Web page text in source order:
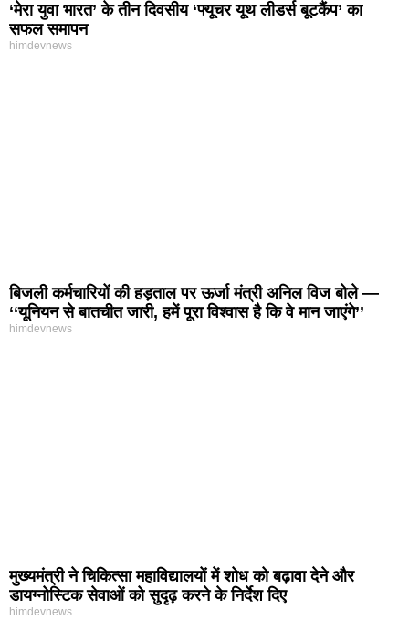
‘मेरा युवा भारत’ के तीन दिवसीय ‘फ्यूचर यूथ लीडर्स बूटकैंप’ का
सफल समापन
himdevnews
बिजली कर्मचारियों की हड़ताल पर ऊर्जा मंत्री अनिल विज बोले —
‘‘यूनियन से बातचीत जारी, हमें पूरा विश्वास है कि वे मान जाएंगे’’
himdevnews
मुख्यमंत्री ने चिकित्सा महाविद्यालयों में शोध को बढ़ावा देने और
डायग्नोस्टिक सेवाओं को सुदृढ़ करने के निर्देश दिए
himdevnews